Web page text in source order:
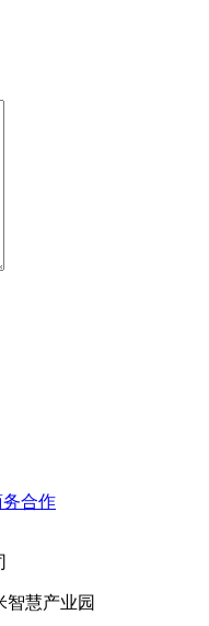
务合作
智慧产业园